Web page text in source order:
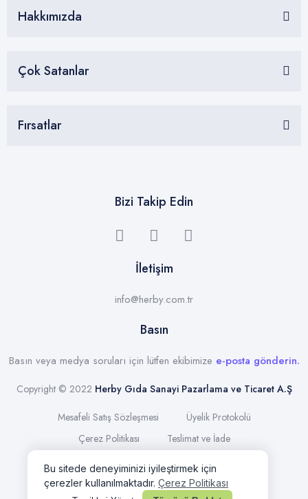
Hakkımızda
Çok Satanlar
Fırsatlar
Bizi Takip Edin
İletişim
info@herby.com.tr
Basın
Basın veya medya soruları için lütfen ekibimize e-posta gönderin.
Copyright © 2022 Herby Gıda Sanayi Pazarlama ve Ticaret A.Ş
Mesafeli Satış Sözleşmesi
Üyelik Protokolü
Çerez Politikası
Teslimat ve İade
İşlem Rehberi